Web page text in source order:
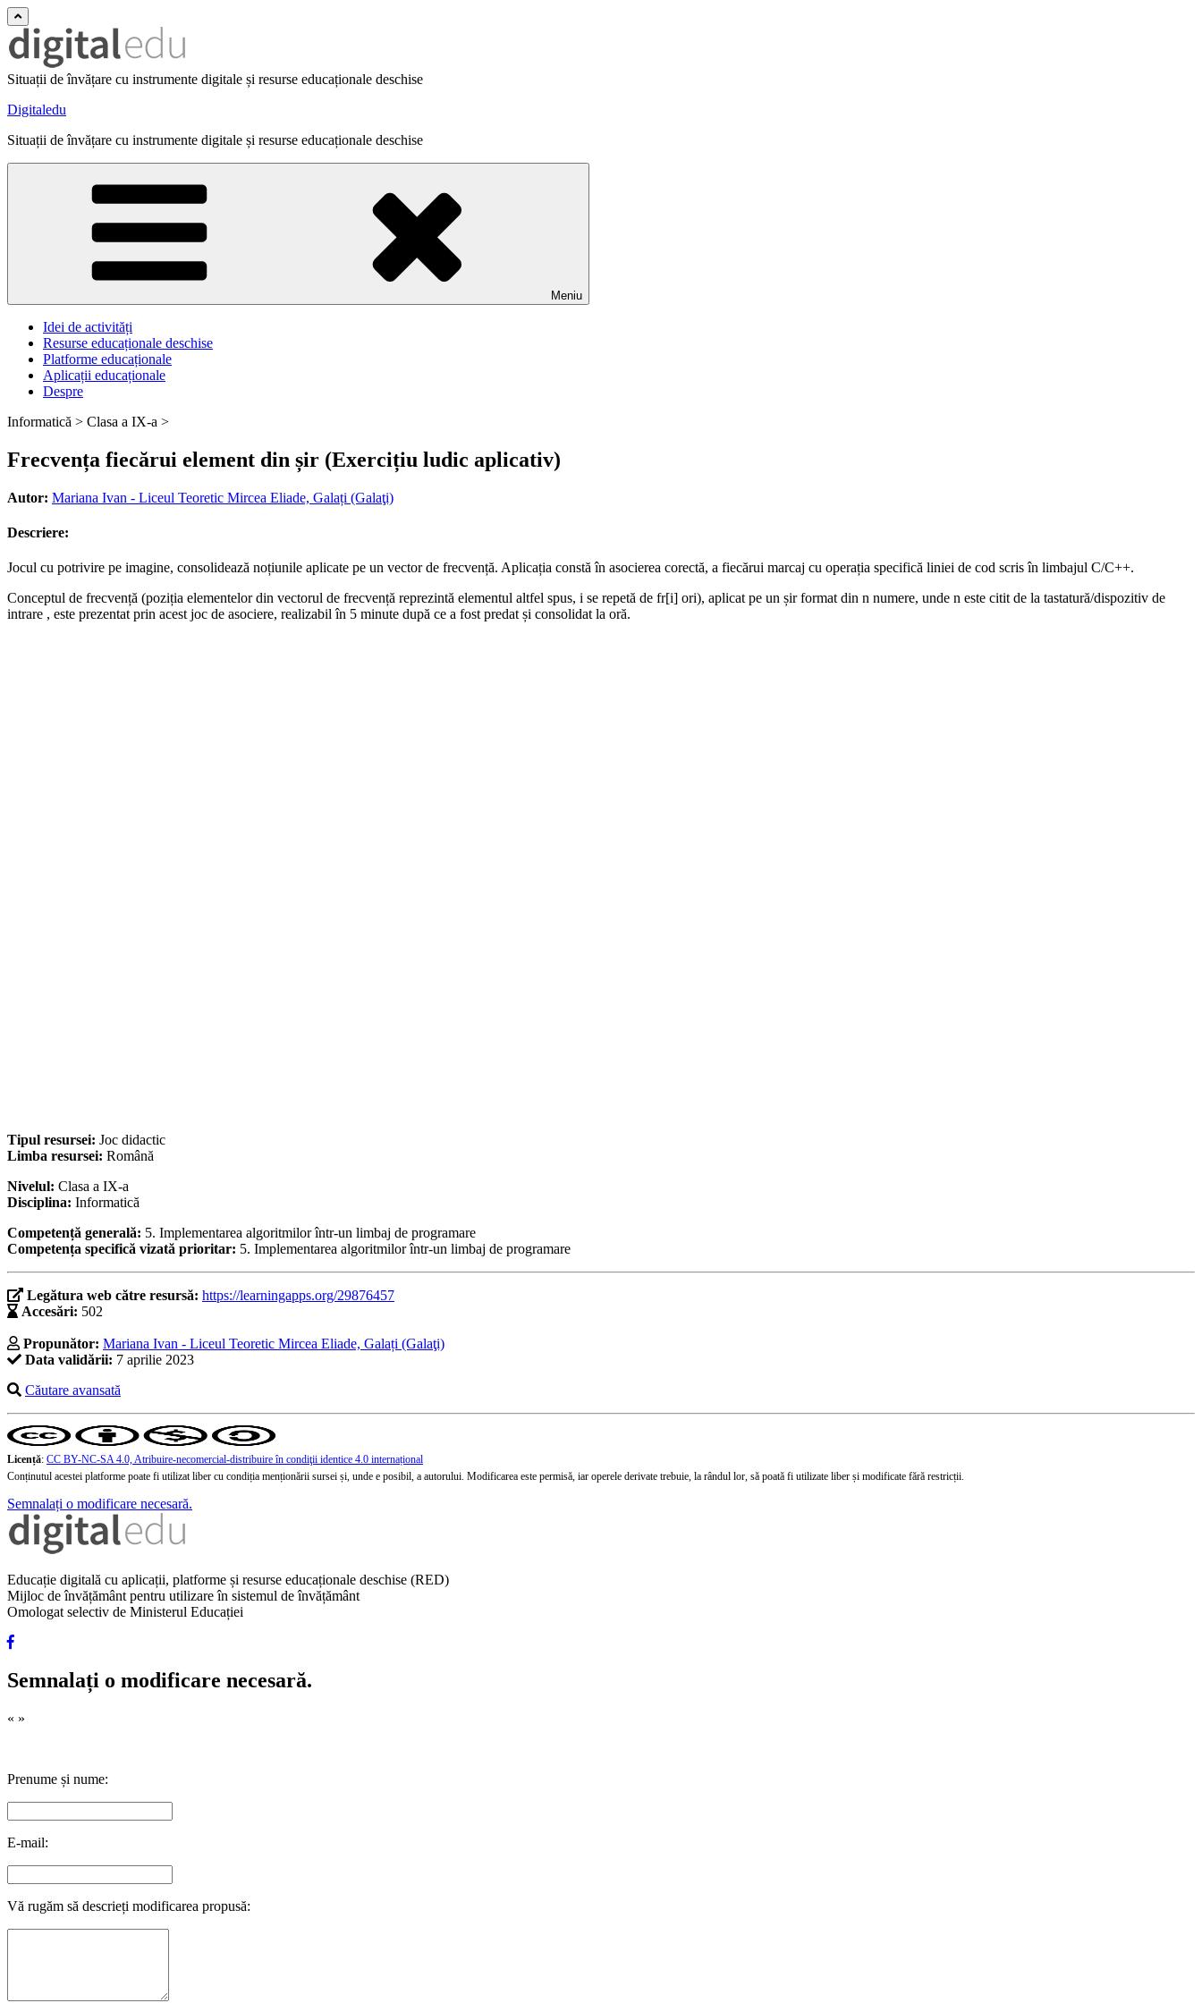
Situații de învățare cu instrumente digitale și resurse educaționale deschise
Digitaledu
Situații de învățare cu instrumente digitale și resurse educaționale deschise
Meniu
Idei de activități
Resurse educaționale deschise
Platforme educaționale
Aplicații educaționale
Despre
Informatică > Clasa a IX-a >
Frecvența fiecărui element din șir (Exercițiu ludic aplicativ)
Autor: Mariana Ivan - Liceul Teoretic Mircea Eliade, Galați (Galaţi)
Descriere:
Jocul cu potrivire pe imagine, consolidează noțiunile aplicate pe un vector de frecvență. Aplicația constă în asocierea corectă, a fiecărui marcaj cu operația specifică liniei de cod scris în limbajul C/C++.
Conceptul de frecvență (poziția elementelor din vectorul de frecvență reprezintă elementul altfel spus, i se repetă de fr[i] ori), aplicat pe un șir format din n numere, unde n este citit de la tastatură/dispozitiv de
intrare , este prezentat prin acest joc de asociere, realizabil în 5 minute după ce a fost predat și consolidat la oră.
Tipul resursei: Joc didactic
Limba resursei: Română
Nivelul: Clasa a IX-a
Disciplina: Informatică
Competență generală: 5. Implementarea algoritmilor într-un limbaj de programare
Competența specifică vizată prioritar: 5. Implementarea algoritmilor într-un limbaj de programare
Legătura web către resursă: https://learningapps.org/29876457
Accesări: 502
Propunător: Mariana Ivan - Liceul Teoretic Mircea Eliade, Galați (Galaţi)
Data validării: 7 aprilie 2023
Căutare avansată
Licență: CC BY-NC-SA 4.0, Atribuire-necomercial-distribuire în condiţii identice 4.0 internațional
Conținutul acestei platforme poate fi utilizat liber cu condiția menționării sursei și, unde e posibil, a autorului. Modificarea este permisă, iar operele derivate trebuie, la rândul lor, să poată fi utilizate liber și modificate fără restricții.
Semnalați o modificare necesară.
Educație digitală cu aplicații, platforme și resurse educaționale deschise (RED)
Mijloc de învățământ pentru utilizare în sistemul de învățământ
Omologat selectiv de Ministerul Educației
Semnalați o modificare necesară.
« »
Prenume și nume:
E-mail:
Vă rugăm să descrieți modificarea propusă: